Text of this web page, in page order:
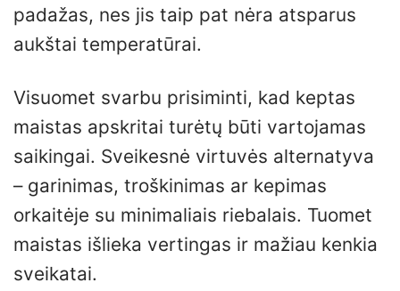
padažas, nes jis taip pat nėra atsparus
aukštai temperatūrai.
Visuomet svarbu prisiminti, kad keptas
maistas apskritai turėtų būti vartojamas
saikingai. Sveikesnė virtuvės alternatyva
– garinimas, troškinimas ar kepimas
orkaitėje su minimaliais riebalais. Tuomet
maistas išlieka vertingas ir mažiau kenkia
sveikatai.